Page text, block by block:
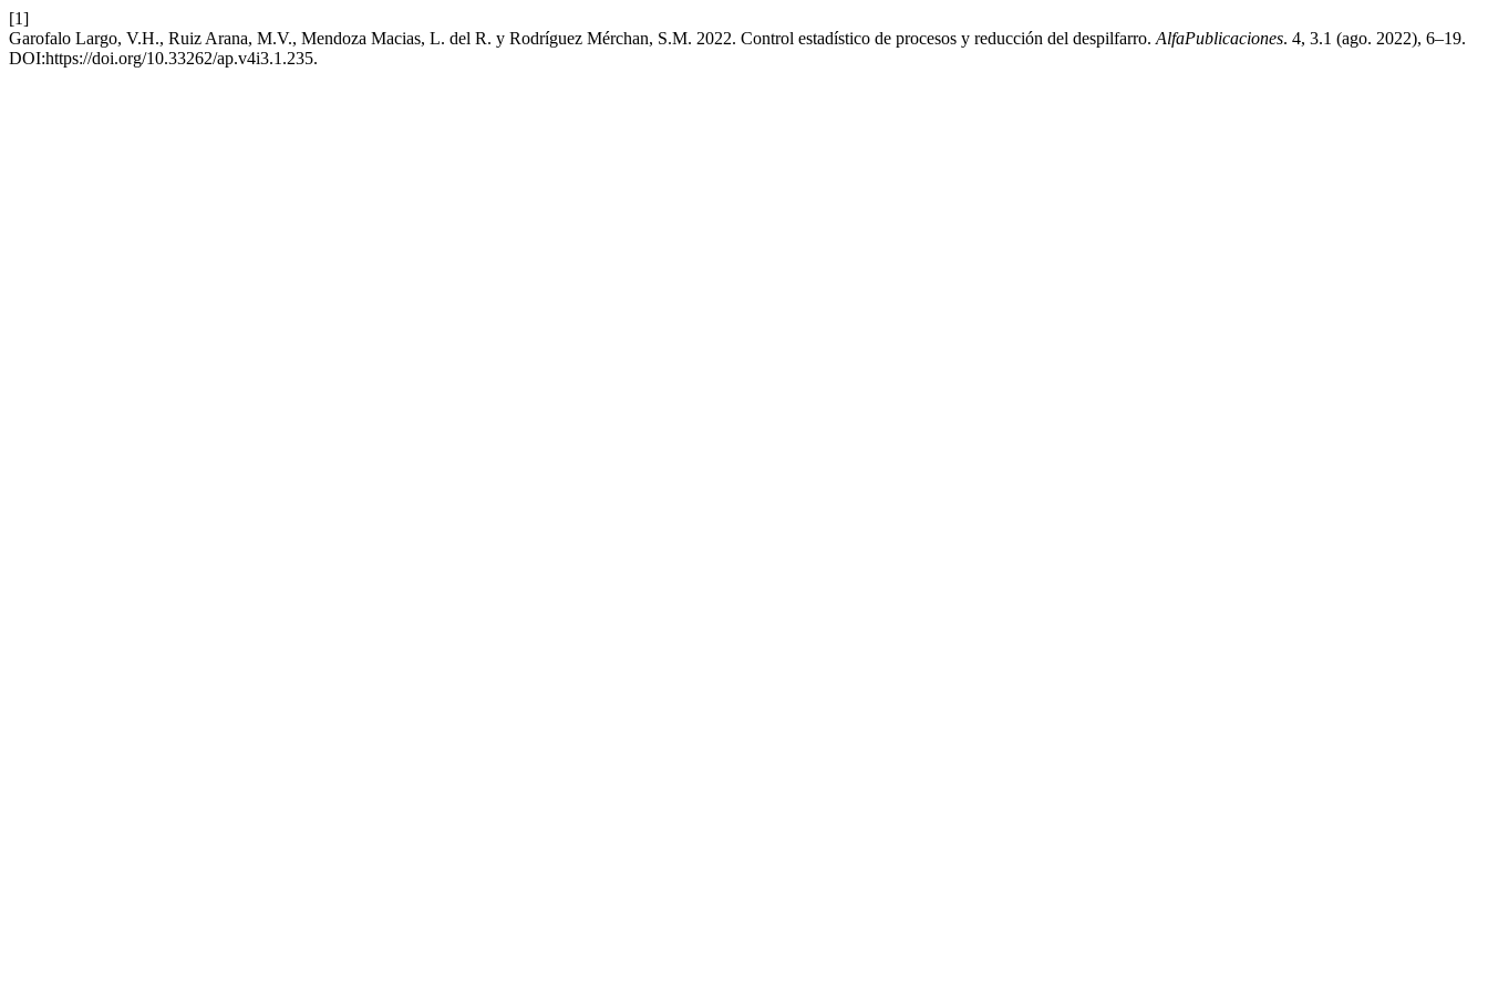
[1]
Garofalo Largo, V.H., Ruiz Arana, M.V., Mendoza Macias, L. del R. y Rodríguez Mérchan, S.M. 2022. Control estadístico de procesos y reducción del despilfarro. AlfaPublicaciones. 4, 3.1 (ago. 2022), 6–19.
DOI:https://doi.org/10.33262/ap.v4i3.1.235.